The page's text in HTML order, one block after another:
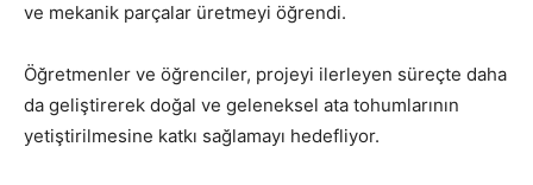
ve mekanik parçalar üretmeyi öğrendi.
Öğretmenler ve öğrenciler, projeyi ilerleyen süreçte daha
da geliştirerek doğal ve geleneksel ata tohumlarının
yetiştirilmesine katkı sağlamayı hedefliyor.